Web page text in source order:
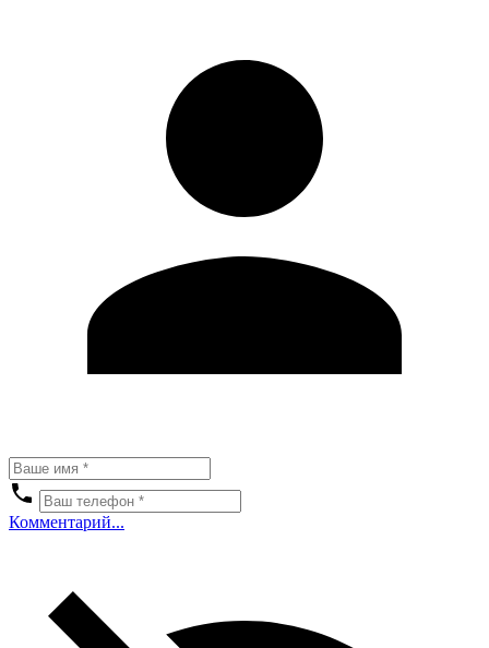
Комментарий...